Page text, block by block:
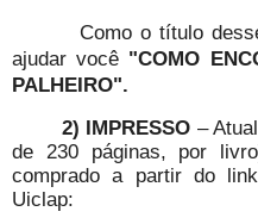
Como o título
ajudar você "COMO
PALHEIRO".
2) IMPRESSO –
de 230 páginas, por
comprado a partir do
Uiclap: